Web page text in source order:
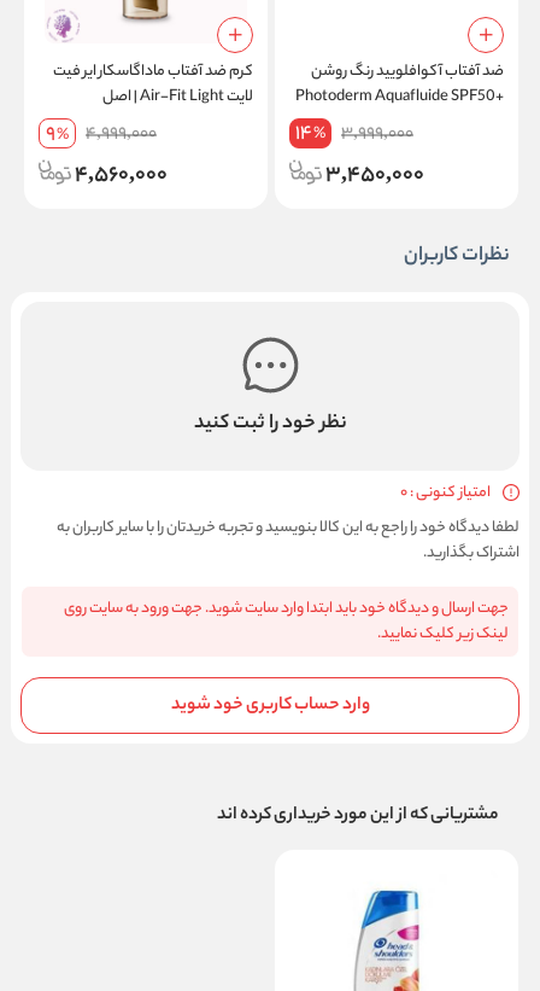
ضد آفتاب آکوافلویید رنگ روشن
Photoderm Aquafluide SPF50+
3,999,000
14%
3,450,000
کرم ضد آفتاب ماداگاسکار ایر فیت
لایت Air-Fit Light | اصل
4,999,000
9%
4,560,000
نظرات کاربران
نظر خود را ثبت کنید
امتیاز کنونی : 0
لطفا دیدگاه خود را راجع به این کالا بنویسید و تجربه خریدتان را با سایر کاربران به
اشتراک بگذارید.
جهت ارسال و دیدگاه خود باید ابتدا وارد سایت شوید. جهت ورود به سایت روی
لینک زیر کلیک نمایید.
وارد حساب کاربری خود شوید
مشتریانی که از این مورد خریداری کرده اند